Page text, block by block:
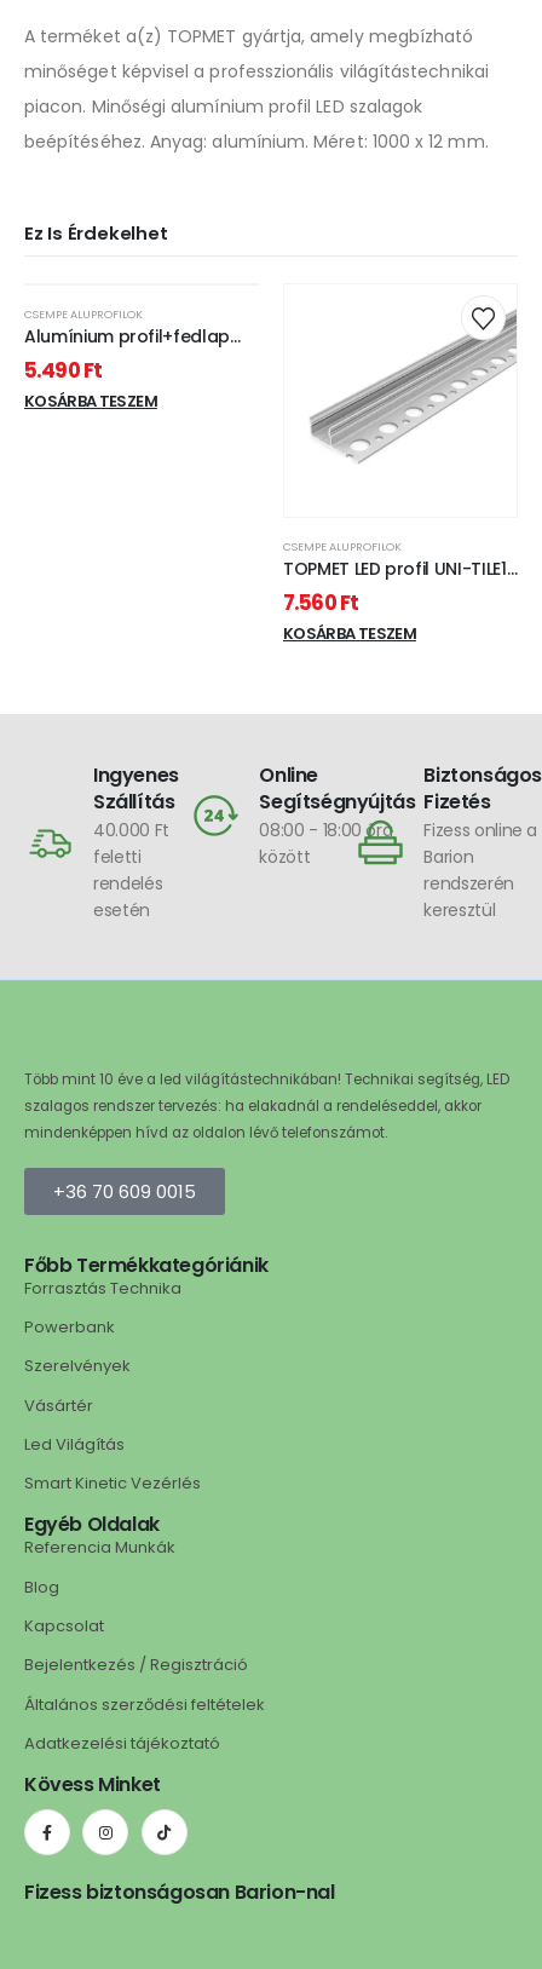
A terméket a(z) TOPMET gyártja, amely megbízható
minőséget képvisel a professzionális világítástechnikai
piacon. Minőségi alumínium profil LED szalagok
beépítéséhez. Anyag: alumínium. Méret: 1000 x 12 mm.
Ez Is Érdekelhet
CSEMPE ALUPROFILOK
Alumínium profil+fedlap
2000x55x13mm
5.490Ft
KOSÁRBA TESZEM
CSEMPE ALUPROFILOK
TOPMET LED profil UNI-TILE12
C PLUS 180° 2000 mm
eloxált opál fedővel
7.560Ft
KOSÁRBA TESZEM
Ingyenes
Szállítás
40.000 Ft
feletti
rendelés
esetén
Online
Segítségnyújtás
08:00 - 18:00 óra
között
Biztonságos
Fizetés
Fizess online a
Barion
rendszerén
keresztül
Több mint 10 éve a led világítástechnikában! Technikai segítség, LED
szalagos rendszer tervezés: ha elakadnál a rendeléseddel, akkor
mindenképpen hívd az oldalon lévő telefonszámot.
+36 70 609 0015
Főbb Termékkategóriánik
Forrasztás Technika
Powerbank
Szerelvények
Vásártér
Led Világítás
Smart Kinetic Vezérlés
Egyéb Oldalak
Referencia Munkák
Blog
Kapcsolat
Bejelentkezés / Regisztráció
Általános szerződési feltételek
Adatkezelési tájékoztató
Kövess Minket
Fizess biztonságosan Barion-nal